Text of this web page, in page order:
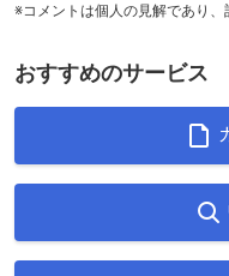
※コメントは個人の見解であり、
おすすめのサービス